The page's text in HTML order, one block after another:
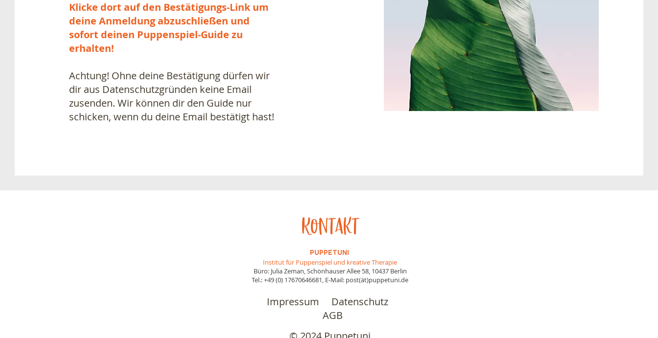
Klicke dort auf den Bestätigungs-Link um
deine Anmeldung abzuschließen und
sofort deinen Puppenspiel-Guide zu
erhalten!
Achtung! Ohne deine Bestätigung dürfen wir
dir aus Datenschutzgründen keine Email
zusenden. Wir können dir den Guide nur
schicken, wenn du deine Email bestätigt hast!
Kontakt
PUPPETUNI
Institut für Puppenspiel und kreative Therapie
Büro: Julia Zeman, Schönhauser Allee 58, 10437 Berlin
Tel.: +49 (0) 17670646681, E-Mail: post(ät)puppetuni.de
Impressum
Datenschutz
AGB